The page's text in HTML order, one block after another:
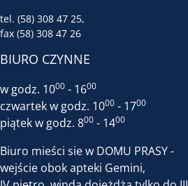
tel. (58) 308 47 25,
fax (58) 308 47 26
BIURO CZYNNE
w godz. 1000 - 1600
czwartek w godz. 1000 - 1700
piątek w godz. 800 - 1400
Biuro mieści sie w DOMU PRASY -
wejście obok apteki Gemini,